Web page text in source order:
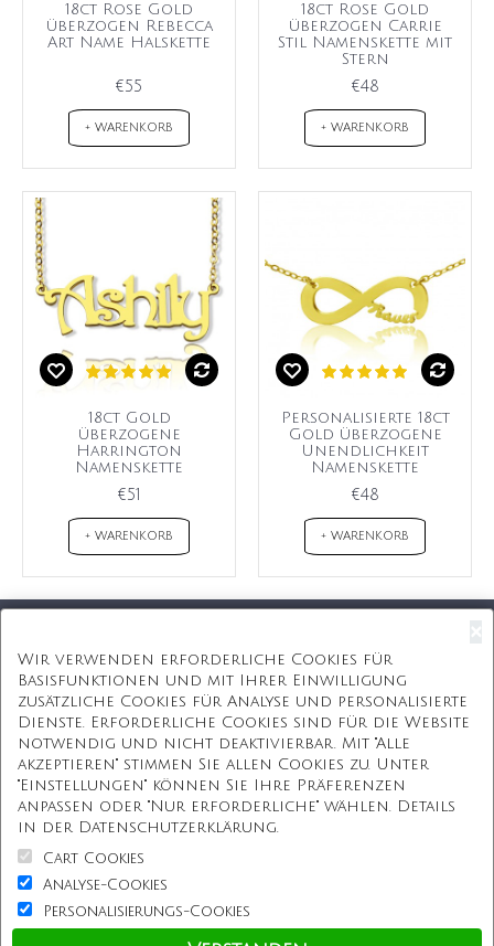
18ct Rose Gold
überzogen Rebecca
Art Name Halskette
€55
+ WARENKORB
18ct Rose Gold
überzogen Carrie
Stil Namenskette mit
Stern
€48
+ WARENKORB
18ct Gold
überzogene
Harrington
Namenskette
€51
+ WARENKORB
Personalisierte 18ct
Gold überzogene
Unendlichkeit
Namenskette
€48
+ WARENKORB
Kostenlose Geschenkbox
Kostenlose Gravur
Unbegrenzte Redesign
ÜBER UNS
Information
Kundenservice
Wir verwenden erforderliche Cookies für
Basisfunktionen und mit Ihrer Einwilligung
zusätzliche Cookies für Analyse und personalisierte
Dienste. Erforderliche Cookies sind für die Website
notwendig und nicht deaktivierbar. Mit "Alle
akzeptieren" stimmen Sie allen Cookies zu. Unter
"Einstellungen" können Sie Ihre Präferenzen
anpassen oder "Nur erforderliche" wählen. Details
in der Datenschutzerklärung.
Cart Cookies
Analyse-Cookies
Personalisierungs-Cookies